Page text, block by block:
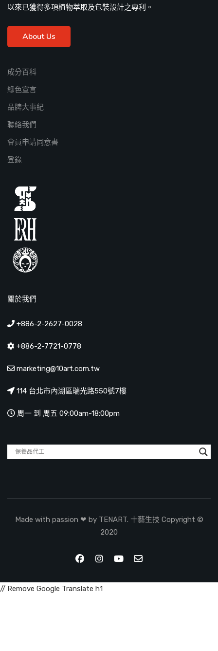
以來已獲得多項植物萃取及包裝設計之專利。
About Us
成分百科
綠色宣言
品牌大事紀
聯絡我們
會員申請同意書
登錄
關於我們
+886-2-2627-0028
+886-2-7721-0778
marketing@10art.com.tw
114 台北市內湖區瑞光路550號7樓
周一 到 周五 09:00am-18:00pm
Made with passion ❤ by TENART. 十藝生技 Copyright ©
2020
// Remove Google Translate h1